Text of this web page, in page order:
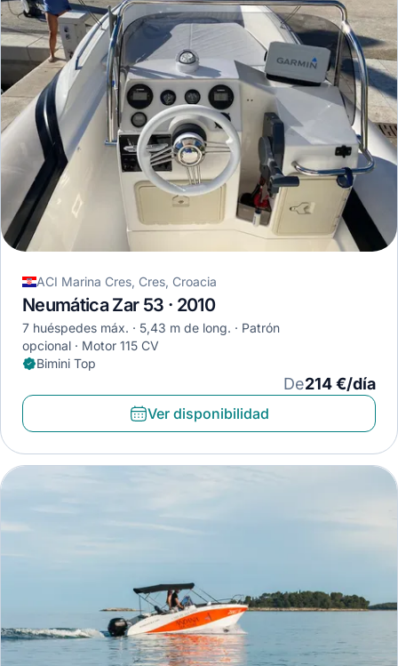
ACI Marina Cres, Cres, Croacia
Neumática Zar 53 · 2010
7 huéspedes máx. 5,43 m de long.
Patrón
opcional
Motor 115 CV
Bimini Top
De214 €/día
Ver disponibilidad